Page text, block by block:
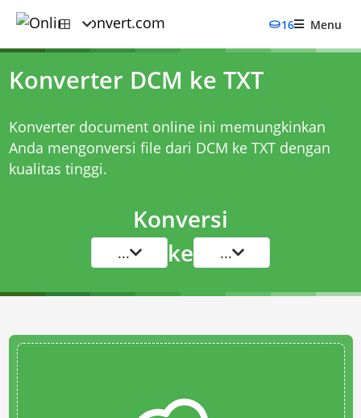
16 Menu
Konverter DCM ke TXT
Konverter document online ini memungkinkan
Anda mengonversi file dari DCM ke TXT dengan
kualitas tinggi.
Konversi
... ke ...